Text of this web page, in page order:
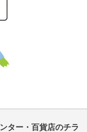
ター・百貨店のチラ